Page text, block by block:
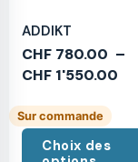
ADDIKT
CHF 780.00 –
CHF 1'550.00
Sur commande
Choix des